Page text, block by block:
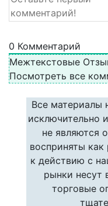
0 Комментарий
Межтекстовые
Посмотреть все
Все материалы
исключительно
не являются
восприняты
к действию с
рынки несут
торговые